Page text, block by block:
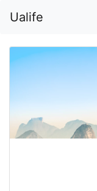
Ualife